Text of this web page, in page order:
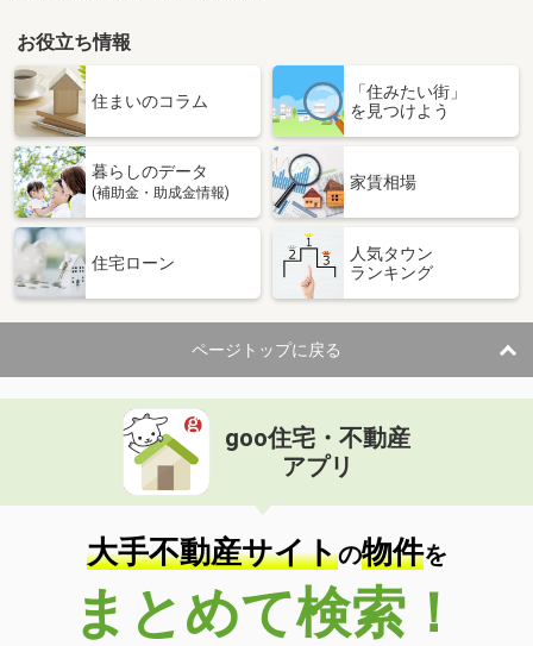
お役立ち情報
住まいのコラム
「住みたい街」
を見つけよう
暮らしのデータ
(補助金・助成金情報)
家賃相場
住宅ローン
人気タウン
ランキング
ページトップに戻る
goo住宅・不動産
アプリ
大手不動産サイトの物件を
まとめて検索！